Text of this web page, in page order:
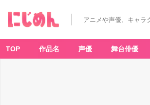
アニメや声優、キャラ
TOP 作品名 声優 舞台俳優